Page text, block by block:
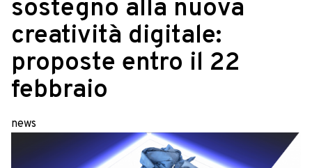
sostegno alla nuova
creatività digitale:
proposte entro il 22
febbraio
news